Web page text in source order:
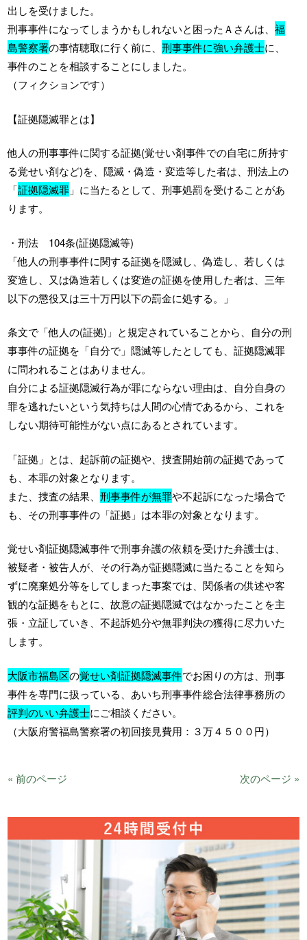
出しを受けました。
刑事事件になってしまうかもしれないと困ったＡさんは、福
島警察署の事情聴取に行く前に、刑事事件に強い弁護士に、
事件のことを相談することにしました。
（フィクションです）
【証拠隠滅罪とは】
他人の刑事事件に関する証拠(覚せい剤事件での自宅に所持す
る覚せい剤など)を、隠滅・偽造・変造等した者は、刑法上の
「証拠隠滅罪 」に当たるとして、刑事処罰を受けることがあ
ります。
・刑法 104条(証拠隠滅等)
「他人の刑事事件に関する証拠を隠滅し、偽造し、若しくは
変造し、又は偽造若しくは変造の証拠を使用した者は、三年
以下の懲役又は三十万円以下の罰金に処する。」
条文で「他人の(証拠)」と規定されていることから、自分の刑
事事件の証拠を「自分で」隠滅等したとしても、証拠隠滅罪
に問われることはありません。
自分による証拠隠滅行為が罪にならない理由は、自分自身の
罪を逃れたいという気持ちは人間の心情であるから、これを
しない期待可能性がない点にあるとされています。
「証拠」とは、起訴前の証拠や、捜査開始前の証拠であって
も、本罪の対象となります。
また、捜査の結果、刑事事件が無罪や不起訴になった場合で
も、その刑事事件の「証拠」は本罪の対象となります。
覚せい剤証拠隠滅事件で刑事弁護の依頼を受けた弁護士は、
被疑者・被告人が、その行為が証拠隠滅に当たることを知ら
ずに廃棄処分等をしてしまった事案では、関係者の供述や客
観的な証拠をもとに、故意の証拠隠滅ではなかったことを主
張・立証していき、不起訴処分や無罪判決の獲得に尽力いた
します。
大阪市福島区の覚せい剤証拠隠滅事件でお困りの方は、刑事
事件を専門に扱っている、あいち刑事事件総合法律事務所の
評判のいい弁護士にご相談ください。
（大阪府警福島警察署の初回接見費用：３万４５００円）
« 前のページ 次のページ »